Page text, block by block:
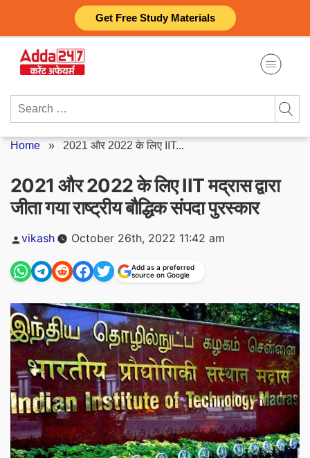
Get Free Study Materials
content
Search
Home » 2021 और 2022 के लिए IIT...
2021 और 2022 के लिए IIT मद्रास द्वारा
जीता गया राष्ट्रीय बौद्धिक संपदा पुरस्कार
Posted
vikash October 26th, 2022 11:42 am
Add as a preferred
source on Google